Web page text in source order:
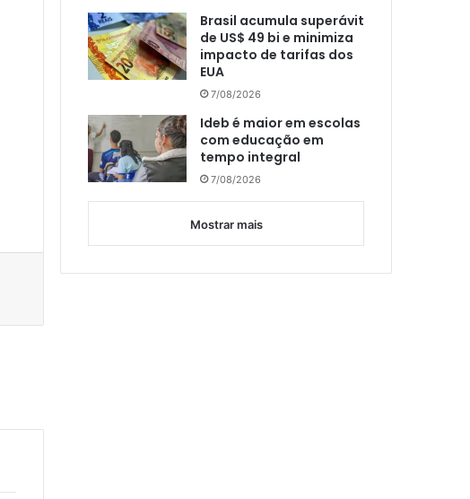
Brasil acumula superávit
de US$ 49 bi e minimiza
impacto de tarifas dos
EUA
7/08/2026
Ideb é maior em escolas
com educação em
tempo integral
7/08/2026
Mostrar mais